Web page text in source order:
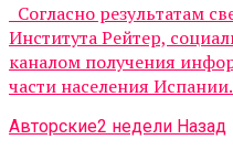
Согласно результатам
Института Рейтер,
каналом получения
части населения
Авторские2 недели Назад